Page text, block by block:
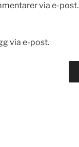
via e-post.
via e-post.